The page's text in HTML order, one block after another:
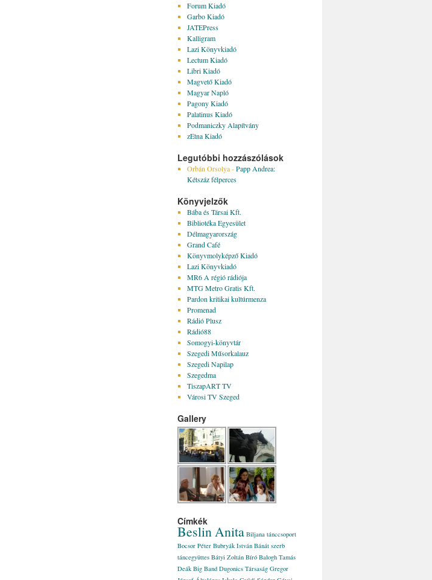
Forum Kiadó
Garbo Kiadó
JATEPress
Kalligram
Lazi Könyvkiadó
Lectum Kiadó
Libri Kiadó
Magvető Kiadó
Magyar Napló
Pagony Kiadó
Palatinus Kiadó
Podmaniczky Alapítvány
zEtna Kiadó
Legutóbbi hozzászólások
Orbán Orsolya-Papp Andrea:
Kétszáz félperces
Könyvjelzők
Bába és Társai Kft.
Bibliotéka Egyesület
Délmagyarország
Grand Café
Könyvmolyképző Kiadó
Lazi Könyvkiadó
MR6 A régió rádiója
MTG Metro Gratis Kft.
Pardon kritikai kultúrmenza
Promenad
Rádió Plusz
Rádió88
Somogyi-könyvtár
Szegedi Műsorkalauz
Szegedi Napilap
Szegedma
TiszapART TV
Városi TV Szeged
Gallery
Címkék
Beslin Anita Biljana tánccsoport
Bocsor Péter Bubryák István Bánát szerb
táncegyüttes Bátyi Zoltán Bíró Balogh Tamás
Deák Big Band Dugonics Társaság Gregor